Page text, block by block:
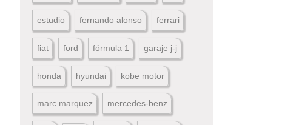
estudio fernando alonso ferrari
fiat ford fórmula 1 garaje j-j
honda hyundai kobe motor
marc marquez mercedes-benz